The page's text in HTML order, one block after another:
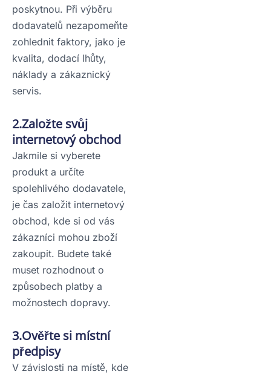
poskytnou. Při výběru
dodavatelů nezapomeňte
zohlednit faktory, jako je
kvalita, dodací lhůty,
náklady a zákaznický
servis.
2.Založte svůj
internetový obchod
Jakmile si vyberete
produkt a určíte
spolehlivého dodavatele,
je čas založit internetový
obchod, kde si od vás
zákazníci mohou zboží
zakoupit. Budete také
muset rozhodnout o
způsobech platby a
možnostech dopravy.
3.Ověřte si místní
předpisy
V závislosti na místě, kde